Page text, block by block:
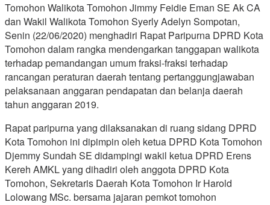
Tomohon Walikota Tomohon Jimmy Feidie Eman SE Ak CA
dan Wakil Walikota Tomohon Syerly Adelyn Sompotan,
Senin (22/06/2020) menghadiri Rapat Paripurna DPRD Kota
Tomohon dalam rangka mendengarkan tanggapan walikota
terhadap pemandangan umum fraksi-fraksi terhadap
rancangan peraturan daerah tentang pertanggungjawaban
pelaksanaan anggaran pendapatan dan belanja daerah
tahun anggaran 2019.
Rapat paripurna yang dilaksanakan di ruang sidang DPRD
Kota Tomohon ini dipimpin oleh ketua DPRD Kota Tomohon
Djemmy Sundah SE didampingi wakil ketua DPRD Erens
Kereh AMKL yang dihadiri oleh anggota DPRD Kota
Tomohon, Sekretaris Daerah Kota Tomohon Ir Harold
Lolowang MSc. bersama jajaran pemkot tomohon